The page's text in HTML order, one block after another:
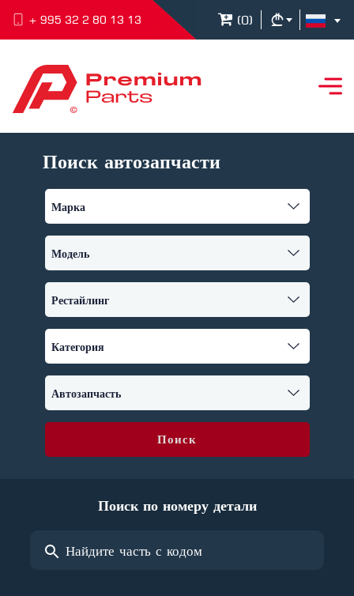
+ 995 32 2 80 13 13 (0)
Поиск автозапчасти
Поиск
Поиск по номеру детали